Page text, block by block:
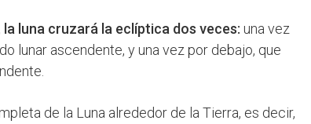
la luna cruzará la eclíptica dos veces: una vez
lunar ascendente, y una vez por debajo, que
de la Luna alrededor de la Tierra, es decir,